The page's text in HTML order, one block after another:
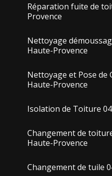
Réparation fuite de
Provence
Nettoyage
Haute-Provence
Nettoyage et Pose de
Haute-Provence
Isolation de Toiture
Changement de
Haute-Provence
Changement de tuile